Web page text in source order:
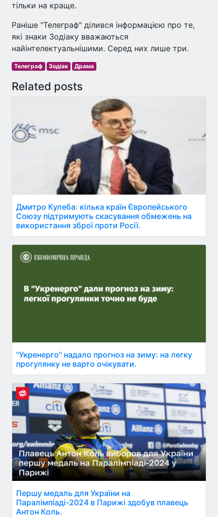
тільки на краще.
Раніше "Телеграф" ділився інформацією про те,
які знаки Зодіаку вважаються
найінтелектуальнішими. Серед них лише три.
Телеграф Зодіак Драма
Related posts
Дмитро Кулеба: кілька країн Європейського
Союзу підтримують скасування обмежень на
використання зброї проти Росії.
"Укренерго" надало прогноз на зиму: на легку
прогулянку не варто очікувати.
Першу медаль для України на
Паралімпіаді-2024 в Парижі здобув плавець
Антон Коль.